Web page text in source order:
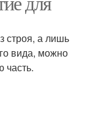
строя, а лишь
вида, можно
часть.